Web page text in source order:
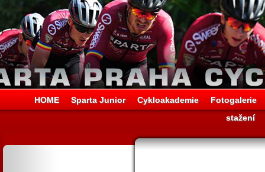
HOME Sparta Junior Cykloakademie
Fotogalerie
stažení